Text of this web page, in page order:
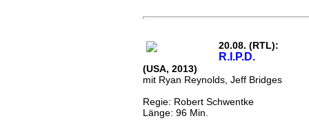
20.08. (RTL):
R.I.P.D.
(USA, 2013)
mit Ryan Reynolds, Jeff Bridges
Regie: Robert Schwentke
Länge: 96 Min.